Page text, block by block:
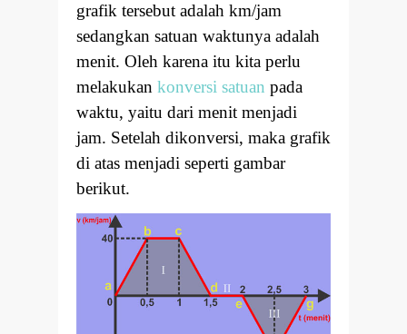
grafik tersebut adalah km/jam
sedangkan satuan waktunya adalah
menit. Oleh karena itu kita perlu
melakukan konversi satuan pada
waktu, yaitu dari menit menjadi
jam. Setelah dikonversi, maka grafik
di atas menjadi seperti gambar
berikut.